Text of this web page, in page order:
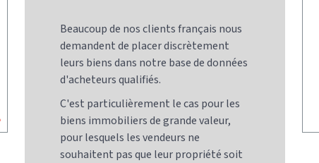
Beaucoup de nos clients français nous
demandent de placer discrètement
leurs biens dans notre base de données
d'acheteurs qualifiés.
C'est particulièrement le cas pour les
biens immobiliers de grande valeur,
pour lesquels les vendeurs ne
souhaitent pas que leur propriété soit